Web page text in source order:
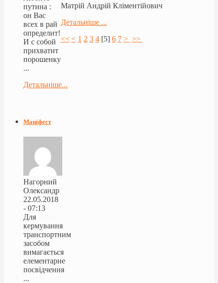
Матрій Андрій Кліментійович
Детальніше ...
<< < 1 2 3 4[5] 6 7 > >>
путина :
он Вас
всех в рай
определит!
И с собой
прихватит
порошенку
...
Детальніше...
Маніфест
Нагорний
Олександр
22.05.2018
- 07:13
Для
кермування
транспортним
засобом
вимагається
елементарне
посвідчення
...